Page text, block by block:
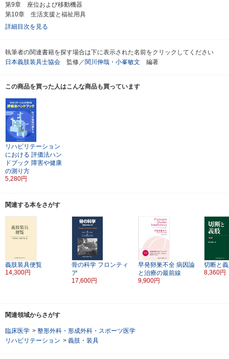
第9章 座位および移動機器
第10章 生活支援と福祉用具
詳細目次を見る
執筆者の関連書籍を探す場合は下に表示された名前をクリックしてください
日本義肢装具士協会 監修／ 関川伸哉 ・ 小峯敏文 編著
この商品を買った人はこんな商品も買っています
リハビリテーション
における 評価法ハン
ドブック 障害や健康
の測り方
5,280円
関連する本をさがす
義肢装具便覧
14,300円
骨の科学 フロンティ
ア
17,600円
早発卵巣不全 病因論
と治療の最前線
9,900円
切断と
8,360円
関連領域からさがす
臨床医学 > 整形外科・形成外科・スポーツ医学
リハビリテーション > 義肢・装具